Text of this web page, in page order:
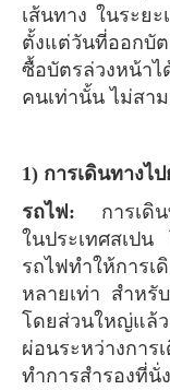
เส้นทาง ในระย
ตั้งแต่วันที่ออกบั
ซื้อบัตรล่วงหน้า
คนเท่านั้น ไม่สา
1) การเดินทาง
รถไฟ: การเดิน
ในประเทศสเป
รถไฟทำให้การเ
หลายเท่า สำหรั
โดยส่วนใหญ่แล้
ผ่อนระหว่างก
ทำการสำรองที่นั่